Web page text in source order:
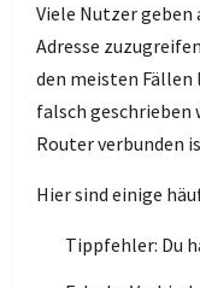
Viele Nutzer geben
Adresse
den meisten Fällen
falsch geschrieben
Router verbunden
Hier sind einige
Tippfehler: Du